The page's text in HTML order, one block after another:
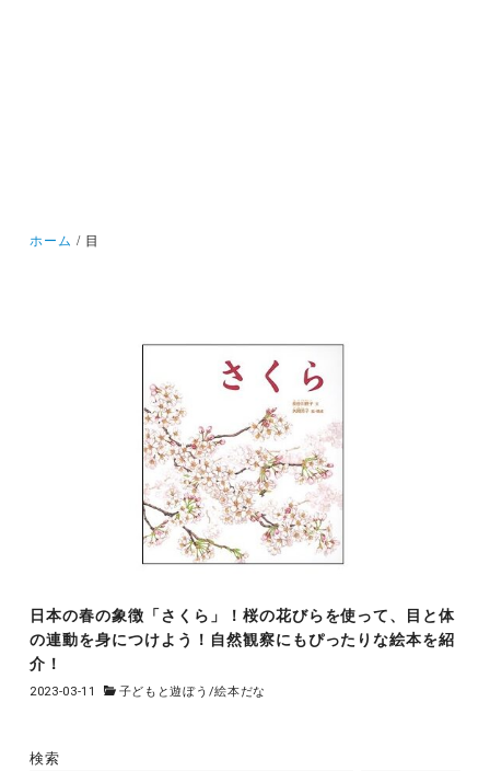
ホーム 目
日本の春の象徴「さくら」！桜の花びらを使って、目と体
の連動を身につけよう！自然観察にもぴったりな絵本を紹
介！
2023-03-11 子どもと遊ぼう /絵本だな
検索